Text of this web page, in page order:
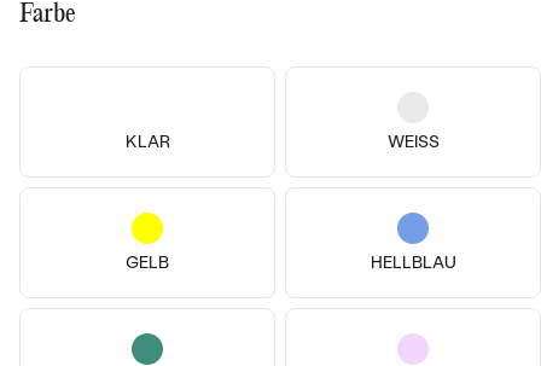
Farbe
KLAR WEISS
GELB HELLBLAU
14k
14 Karat Roségold, Granat
von € 1 220
VERKAUF AUF LAGER AUF LAGER